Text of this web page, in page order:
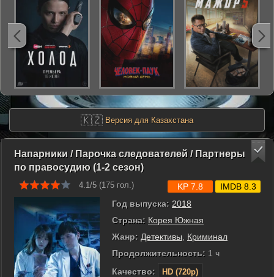
🇰🇿 Версия для Казахстана
Напарники / Парочка следователей / Партнеры
по правосудию (1-2 сезон)
4.1/5 (175 гол.)
Год выпуска: 2018
Страна: Корея Южная
Жанр: Детективы
Криминал
Продолжительность: 1 ч
Качество:
HD (720p)
KP 7.8 IMDB 8.3